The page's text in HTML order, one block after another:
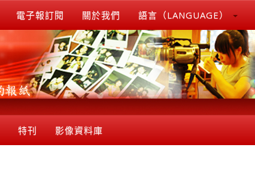
電子報訂閱 關於我們 語言（LANGUAGE）
特刊 影像資料庫